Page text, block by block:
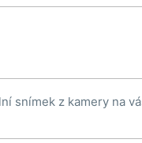
snímek z kamery na